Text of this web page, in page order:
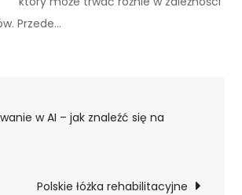
Przede…
w AI – jak znaleźć się na
Polskie łóżka rehabilitacyjne